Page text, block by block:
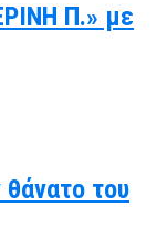
Π.» με
του